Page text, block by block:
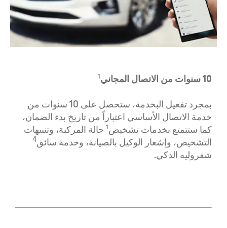
10 سنوات من الاتصال المجاني 1
بمجرد تفعيل البخدمة، ستحصل على 10 سنوات من
خدمة الاتصال الأساسي اعتباراً من تاريخ بدء الضمان،
كما ستتمتع بخدمات تشخيص1 حالة المركبة، وتنبيهات
التشخيص، وإشعار الوكيل بالصيانة، وخدمة سائق4
شفروليه الذكي.